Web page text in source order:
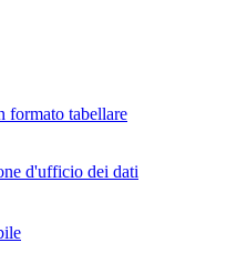
formato tabellare
d'ufficio dei dati